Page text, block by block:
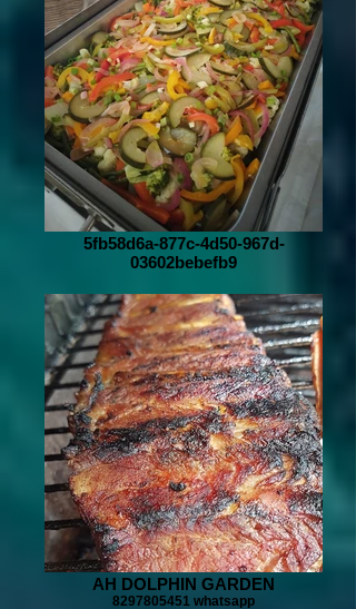
5fb58d6a-877c-4d50-967d-
03602bebefb9
AH DOLPHIN GARDEN
8297805451 whatsapp